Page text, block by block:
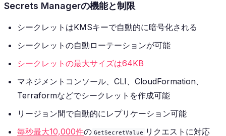
Secrets Managerの機能と制限
シークレットはKMSキーで自動的に暗号化される
シークレットの自動ローテーションが可能
シークレットの最大サイズは64KB
マネジメントコンソール、CLI、CloudFormation、
Terraformなどでシークレットを作成可能
リージョン間で自動的にレプリケーション可能
毎秒最大10,000件の GetSecretValue リクエストに対応